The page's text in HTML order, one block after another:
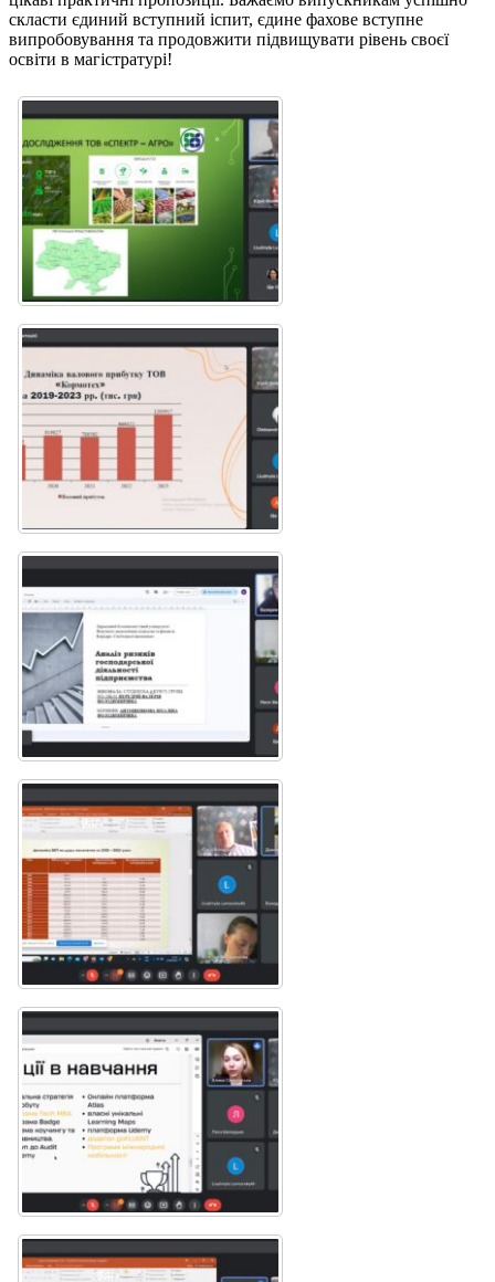
скласти єдиний вступний іспит, єдине фахове вступне
випробовування та продовжити підвищувати рівень своєї
освіти в магістратурі!